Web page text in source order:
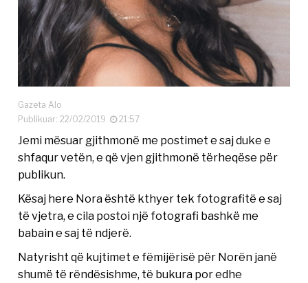
Gazeta Alo
Publikuar: 22/02/2019
21:57
Jemi mësuar gjithmonë me postimet e saj duke e
shfaqur vetën, e që vjen gjithmonë tërheqëse për
publikun.
Kësaj here Nora është kthyer tek fotografitë e saj
të vjetra, e cila postoi një fotografi bashkë me
babain e saj të ndjerë.
Natyrisht që kujtimet e fëmijërisë për Norën janë
shumë të rëndësishme, të bukura por edhe